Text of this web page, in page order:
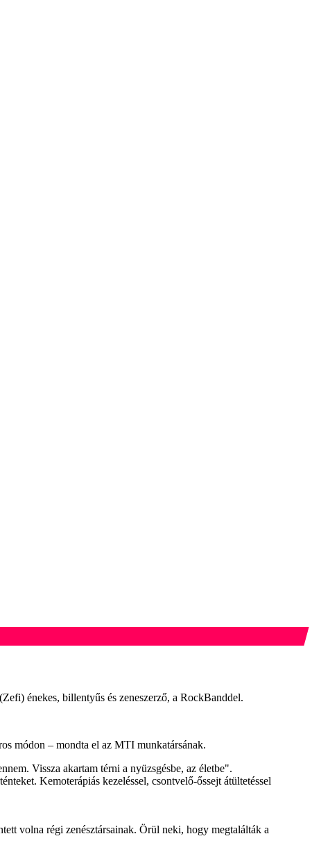
énekes, billentyűs és zeneszerző, a RockBanddel.
módon – mondta el az MTI munkatársának.
Vissza akartam térni a nyüzsgésbe, az életbe".
Kemoterápiás kezeléssel, csontvelő-őssejt átültetéssel
volna régi zenésztársainak. Örül neki, hogy megtalálták a